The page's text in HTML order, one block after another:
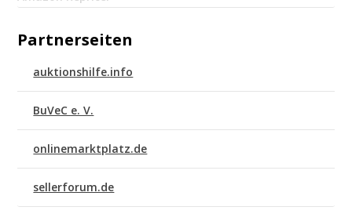
Partnerseiten
auktionshilfe.info
BuVeC e. V.
onlinemarktplatz.de
sellerforum.de